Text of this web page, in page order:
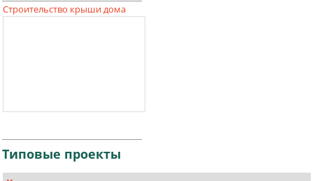
Строительство крыши дома
Типовые проекты